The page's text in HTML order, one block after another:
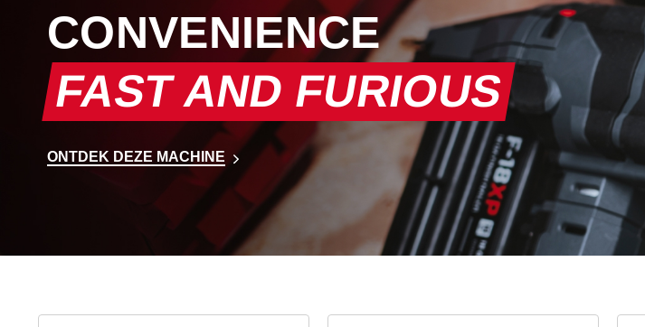
CONVENIENCE
FAST AND FURIOUS
ONTDEK DEZE MACHINE